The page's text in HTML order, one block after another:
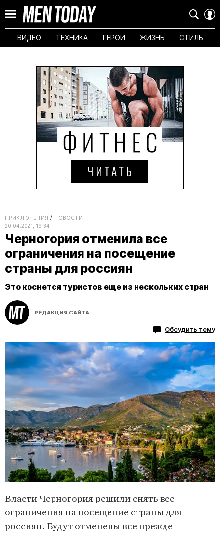
ВИДЕО ТЕХНИКА ГЕРОИ ЖИЗНЬ СТИЛЬ
ПРИКЛЮЧЕНИЯ
НОВОСТИ
20.04.2021, 19:34
Черногория отменила все
ограничения на посещение
страны для россиян
Это коснется туристов еще из нескольких стран
РЕДАКЦИЯ САЙТА
Обсудить тему
Власти Черногория решили снять все
ограничения на посещение страны для
россиян. Будут отменены все прежде